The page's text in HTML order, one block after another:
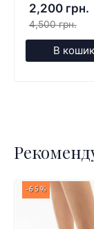
2,200 грн.
4,500 грн.
В кошик
-65%